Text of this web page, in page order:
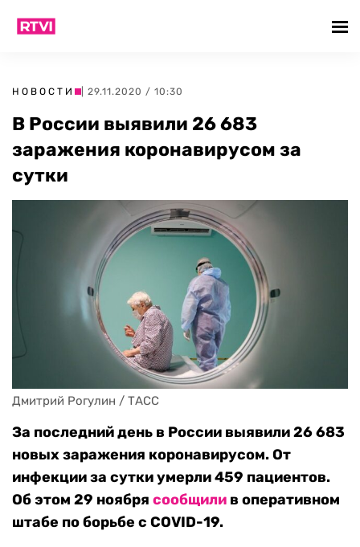
НОВОСТИ | 29.11.2020 / 10:30
В России выявили 26 683
заражения коронавирусом за
сутки
Дмитрий Рогулин / ТАСС
За последний день в России выявили 26 683
новых заражения коронавирусом. От
инфекции за сутки умерли 459 пациентов.
Об этом 29 ноября сообщили в оперативном
штабе по борьбе с COVID-19.